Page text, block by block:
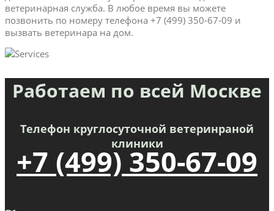
ветеринарная служба. В любое время вы можете
позвонить по номеру телефона +7 (499) 350-67-09 и
вызвать ветеринара на дом.
Работаем по всей Москве
Телефон круглосуточной ветеринраной
клиники
+7 (499) 350-67-09